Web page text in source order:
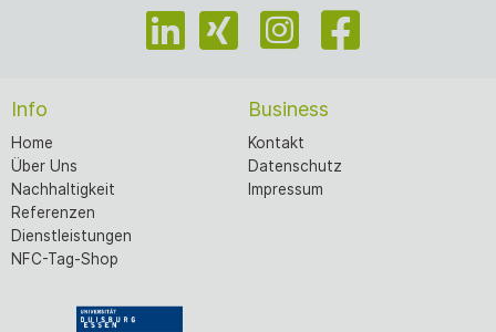
Info
Home
Über Uns
Nachhaltigkeit
Referenzen
Dienstleistungen
NFC-Tag-Shop
Business
Kontakt
Datenschutz
Impressum